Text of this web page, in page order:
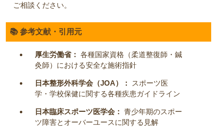
ご相談ください。
📚 参考文献・引用元
厚生労働省： 各種国家資格（柔道整復師・鍼
灸師）における安全な施術指針
日本整形外科学会（JOA）：
スポーツ医
学・学校保健に関する各種疾患ガイドライン
日本臨床スポーツ医学会： 青少年期のスポー
ツ障害とオーバーユースに関する見解